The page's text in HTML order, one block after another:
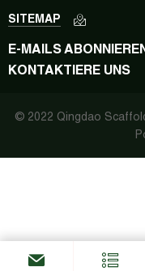
SITEMAP
E-MAILS ABONNIEREN
KONTAKTIERE UNS
© 2022 Qingdao